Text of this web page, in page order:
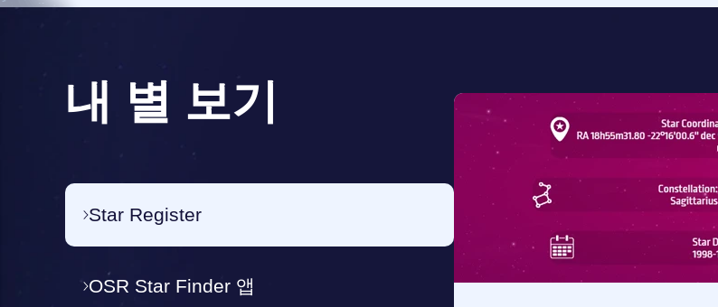
내 별 보기
Star Register
OSR Star Finder 앱